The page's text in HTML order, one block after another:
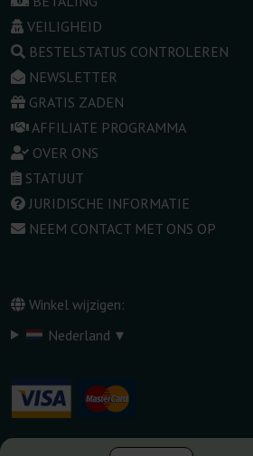
VEILIGHEID
BESTELSTATUS CONTROLEREN
NEWSLETTER
GRATIS ZADEN
AFFILIATE PROGRAMMA
OVER ONS
STATUUT
JURIDISCHE INFORMATIE
NEEM CONTACT MET ONS OP
Winkel wijzigen:
Nederland ▾